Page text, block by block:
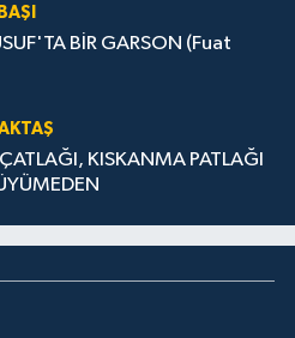
BİR GARSON (Fuat
KISKANMA PATLAĞI